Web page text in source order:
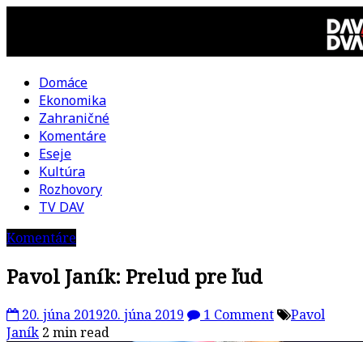
DAV
DVA
kultúrno-
politická
revue
Domáce
Ekonomika
Zahraničné
Komentáre
Eseje
Kultúra
Rozhovory
TV DAV
Komentáre
Pavol Janík: Prelud pre ľud
20. júna 201920. júna 2019 1 Comment
Pavol
Janík 2 min read